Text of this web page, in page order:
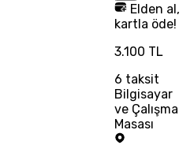
Elden al,
kartla öde!
3.100 TL
6 taksit
Bilgisayar
ve Çalışma
Masası